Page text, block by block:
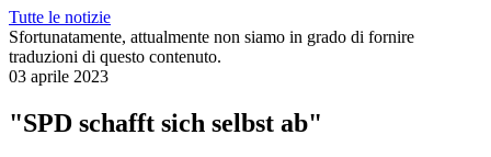
Tutte le notizie
Sfortunatamente, attualmente non siamo in grado di fornire
traduzioni di questo contenuto.
03 aprile 2023
"SPD schafft sich selbst ab"